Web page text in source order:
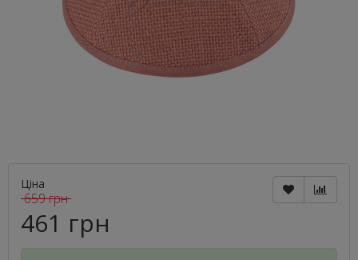
Ціна
659 грн
461 грн